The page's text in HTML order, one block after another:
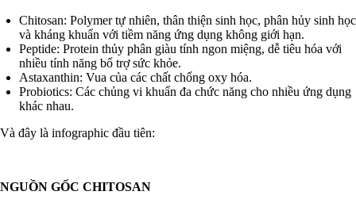
Chitosan: Polymer tự nhiên, thân thiện sinh học, phân hủy sinh học
và kháng khuẩn với tiềm năng ứng dụng không giới hạn.
Peptide: Protein thủy phân giàu tính ngon miệng, dễ tiêu hóa với
nhiều tính năng bổ trợ sức khỏe.
Astaxanthin: Vua của các chất chống oxy hóa.
Probiotics: Các chủng vi khuẩn đa chức năng cho nhiều ứng dụng
khác nhau.
Và đây là infographic đầu tiên:
NGUỒN GỐC CHITOSAN